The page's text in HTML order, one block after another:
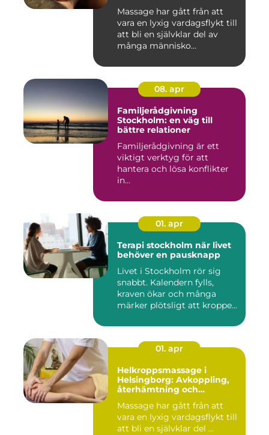
Massage har gått från att
vara en lyxig vardagsflykt till
att bli en självklar del av
många människo...
08. apr
Familjerådgivning
Stockholm: en väg till
bättre relationer
Familjerådgivning är ett
viktigt verktyg för att
hantera och lösa konflikter
in...
01. apr
Terapi stockholm när livet
behöver en pausknapp
Livet i Stockholm rör sig
snabbt. Kalendern fylls,
kraven ökar och många
märker plötsligt att kroppe...
01. apr
Helkroppsmassage i
Helsingborg: Avkoppling,
återhämtning och
Massage har gått från att
vara en lyxig vardagsflykt till
att bli en självklar del ...